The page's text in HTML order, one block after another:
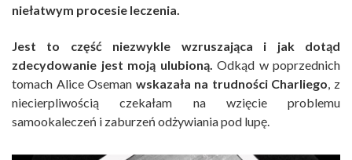
niełatwym procesie leczenia.
Jest to część niezwykle wzruszająca i jak dotąd
zdecydowanie jest moją ulubioną. Odkąd w poprzednich
tomach Alice Oseman wskazała na trudności Charliego, z
niecierpliwością czekałam na wzięcie problemu
samookaleczeń i zaburzeń odżywiania pod lupę.